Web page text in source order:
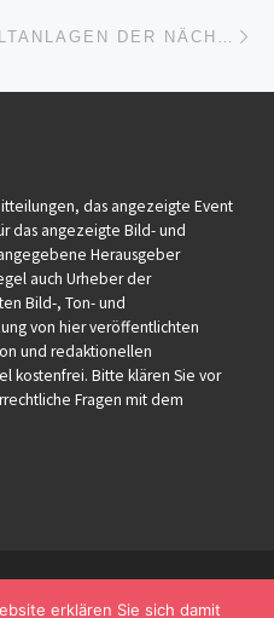
das angezeigte Event
das angezeigte Bild- und
Herausgeber
auch Urheber der
Bild-, Ton- und
von hier veröffentlichten
und redaktionellen
kostenfrei. Bitte klären Sie vor
Fragen mit dem
erklären Sie sich damit